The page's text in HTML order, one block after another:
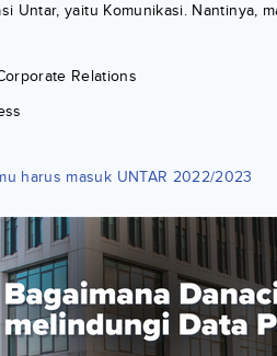
Untar, yaitu Komunikasi. Nantinya,
Relations
harus masuk UNTAR 2022/2023